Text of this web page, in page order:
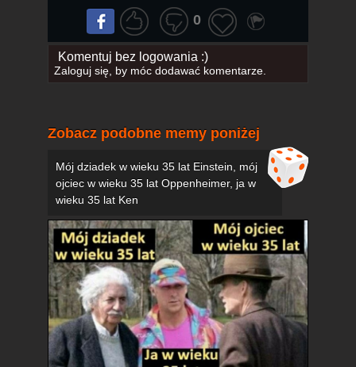
0
Komentuj bez logowania :)
Zaloguj się, by móc dodawać komentarze.
Zobacz podobne memy poniżej
Mój dziadek w wieku 35 lat Einstein, mój
ojciec w wieku 35 lat Oppenheimer, ja w
wieku 35 lat Ken